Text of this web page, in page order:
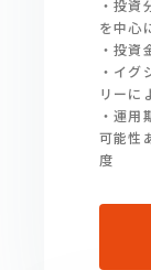
・投資
を中心
・投資
・イグ
リーに
・運用
可能性
度